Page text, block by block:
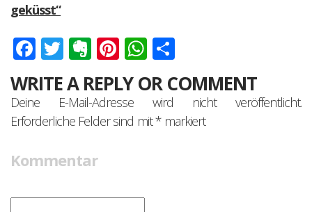
geküsst“
Facebook
Twitter
Evernote
Pinterest
WhatsApp
WRITE A REPLY OR COMMENT
Deine E-Mail-Adresse wird nicht veröffentlicht.
Erforderliche Felder sind mit*markiert
Kommentar